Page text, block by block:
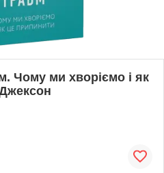
Чому ми хворіємо і як